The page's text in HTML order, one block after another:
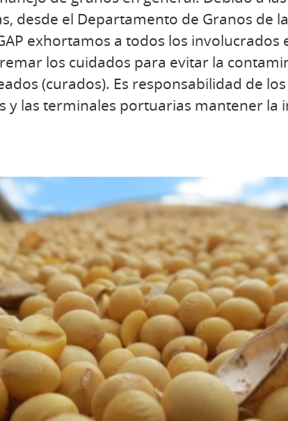
desde el Departamento de Granos de
exhortamos a todos los involucrados
los cuidados para evitar la
(curados). Es responsabilidad de
y las terminales portuarias mantener la